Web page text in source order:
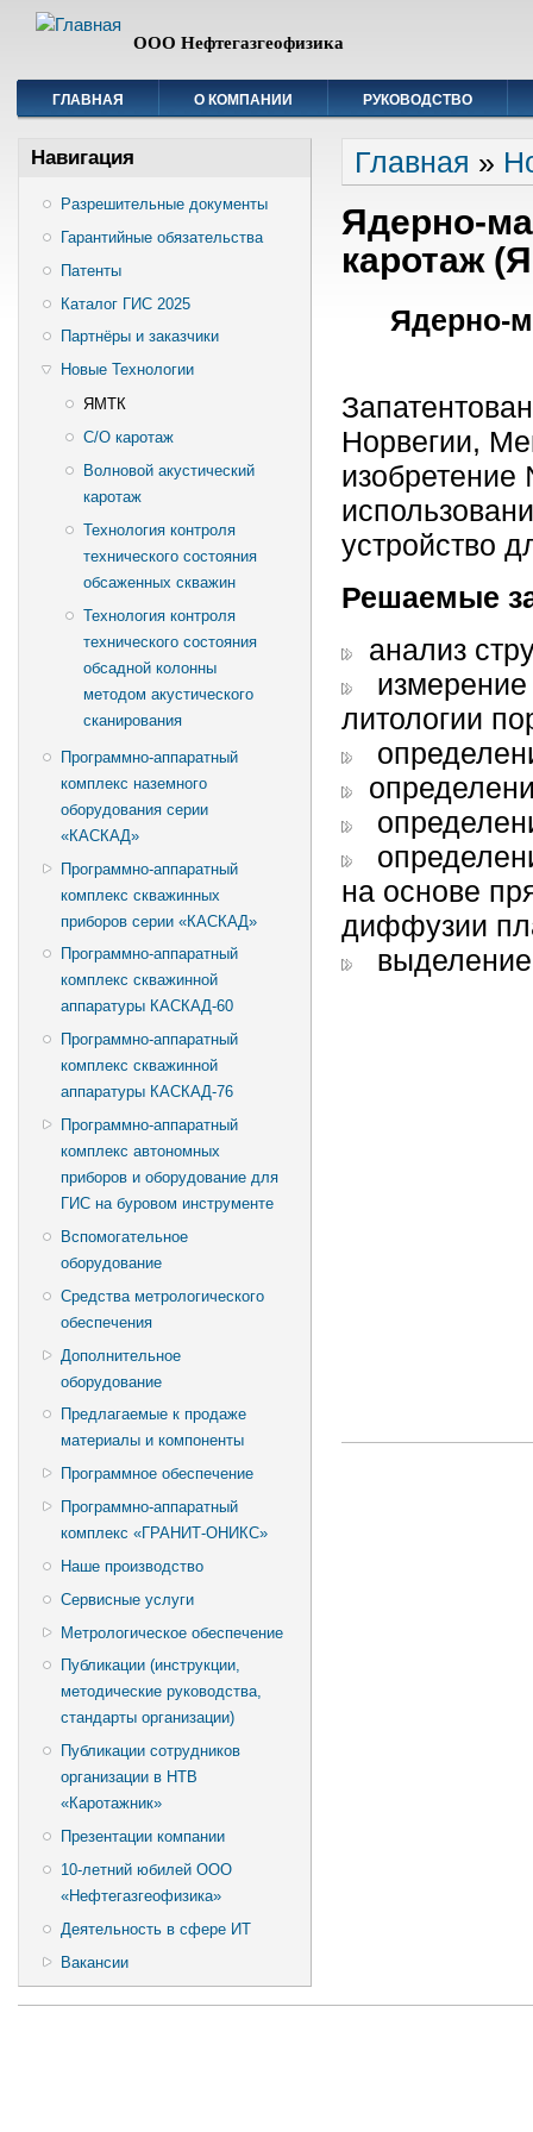
ООО Нефтегазгеофизика
ГЛАВНАЯ О КОМПАНИИ РУКОВОДСТВО
Навигация
Разрешительные документы
Гарантийные обязательства
Патенты
Каталог ГИС 2025
Партнёры и заказчики
Новые Технологии
ЯМТК
С/О каротаж
Волновой акустический
каротаж
Технология контроля
технического состояния
обсаженных скважин
Технология контроля
технического состояния
обсадной колонны
методом акустического
сканирования
Программно-аппаратный
комплекс наземного
оборудования серии
«КАСКАД»
Программно-аппаратный
комплекс скважинных
приборов серии «КАСКАД»
Программно-аппаратный
комплекс скважинной
аппаратуры КАСКАД-60
Программно-аппаратный
комплекс скважинной
аппаратуры КАСКАД-76
Программно-аппаратный
комплекс автономных
приборов и оборудование для
ГИС на буровом инструменте
Вспомогательное
оборудование
Средства метрологического
обеспечения
Дополнительное
оборудование
Предлагаемые к продаже
материалы и компоненты
Программное обеспечение
Программно-аппаратный
комплекс «ГРАНИТ-ОНИКС»
Наше производство
Сервисные услуги
Метрологическое обеспечение
Публикации (инструкции,
методические руководства,
стандарты организации)
Публикации сотрудников
организации в НТВ
«Каротажник»
Презентации компании
10-летний юбилей ООО
«Нефтегазгеофизика»
Деятельность в сфере ИТ
Вакансии
Вы здесь
Главная »
Ядерно-
каротаж
Ядерно-
Норвегии,
устройство
Решаемые
анализ
измерение
литологии
на основе
диффузии
выделение